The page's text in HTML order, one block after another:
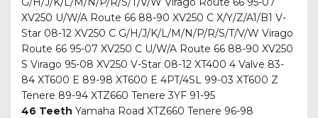
XV250 U/W/A Route 66 88-90 XV250 C X/Y/Z/A1/B1 V-
Star 08-12 XV250 C G/H/J/K/L/M/N/P/R/S/T/V/W Virago
Route 66 95-07 XV250 C U/W/A Route 66 88-90 XV250
S Virago 95-08 XV250 V-Star 08-12 XT400 4 Valve 83-
84 XT600 E 89-98 XT600 E 4PT/4SL 99-03 XT600 Z
Tenere 89-94 XTZ660 Tenere 3YF 91-95
46 Teeth Yamaha Road XTZ660 Tenere 96-98